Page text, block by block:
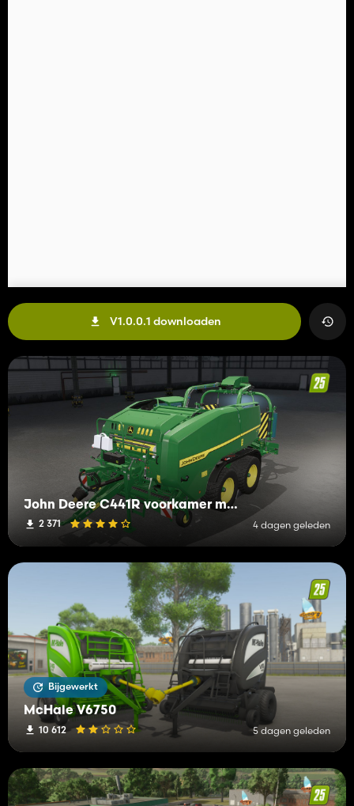
V1.0.0.1 downloaden
John Deere C441R voorkamer met verpakking
2 371 4 dagen geleden
Bijgewerkt
McHale V6750
10 612 5 dagen geleden